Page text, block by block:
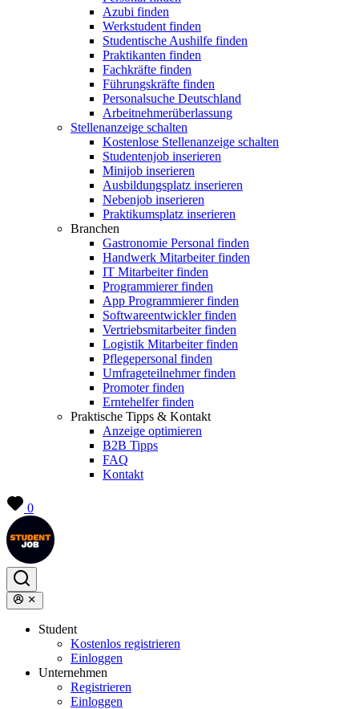
Azubi finden
Werkstudent finden
Studentische Aushilfe finden
Praktikanten finden
Fachkräfte finden
Führungskräfte finden
Personalsuche Deutschland
Arbeitnehmerüberlassung
Stellenanzeige schalten
Kostenlose Stellenanzeige schalten
Studentenjob inserieren
Minijob inserieren
Ausbildungsplatz inserieren
Nebenjob inserieren
Praktikumsplatz inserieren
Branchen
Gastronomie Personal finden
Handwerk Mitarbeiter finden
IT Mitarbeiter finden
Programmierer finden
App Programmierer finden
Softwareentwickler finden
Vertriebsmitarbeiter finden
Logistik Mitarbeiter finden
Pflegepersonal finden
Umfrageteilnehmer finden
Promoter finden
Erntehelfer finden
Praktische Tipps & Kontakt
Anzeige optimieren
B2B Tipps
FAQ
Kontakt
0
Student
Kostenlos registrieren
Einloggen
Unternehmen
Registrieren
Einloggen